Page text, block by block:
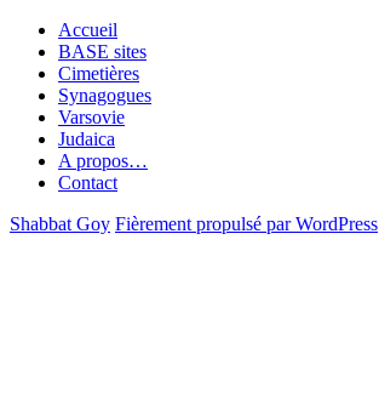
Accueil
BASE sites
Cimetières
Synagogues
Varsovie
Judaica
A propos…
Contact
Shabbat Goy Fièrement propulsé par WordPress